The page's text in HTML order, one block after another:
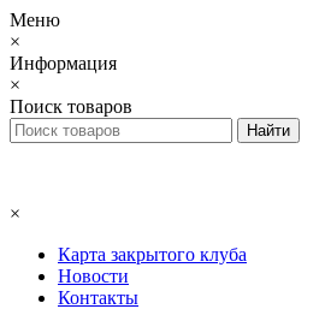
Меню
×
Информация
×
Поиск товаров
×
Карта закрытого клуба
Новости
Контакты